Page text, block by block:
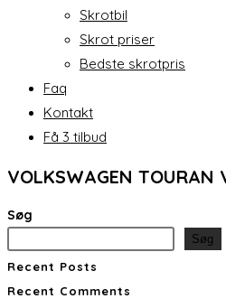
Skrotbil
Skrot priser
Bedste skrotpris
Faq
Kontakt
Få 3 tilbud
VOLKSWAGEN TOURAN
Søg
Søg
Recent Posts
Recent Comments